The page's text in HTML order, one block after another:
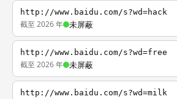
http://www.baidu.com/s?wd=hack
截至 2026 年 未屏蔽
http://www.baidu.com/s?wd=free
截至 2026 年 未屏蔽
http://www.baidu.com/s?wd=milk